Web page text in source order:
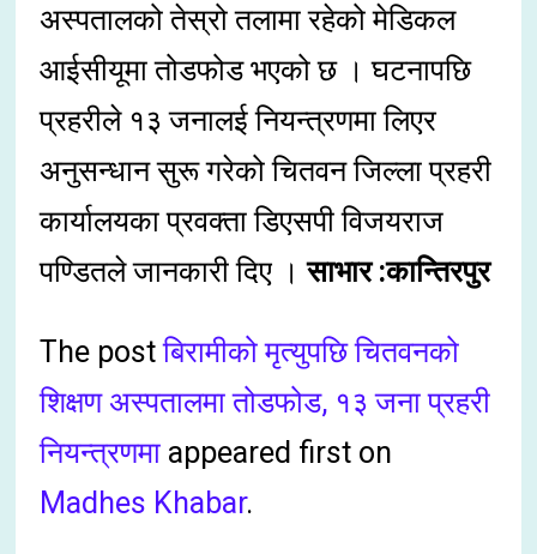
अस्पतालको तेस्रो तलामा रहेको मेडिकल
आईसीयूमा तोडफोड भएको छ । घटनापछि
प्रहरीले १३ जनालई नियन्त्रणमा लिएर
अनुसन्धान सुरू गरेको चितवन जिल्ला प्रहरी
कार्यालयका प्रवक्ता डिएसपी विजयराज
पण्डितले जानकारी दिए ।साभार :कान्तिरपुर
The postबिरामीको मृत्युपछि चितवनको
शिक्षण अस्पतालमा तोडफोड, १३ जना प्रहरी
नियन्त्रणमा appeared first on
Madhes Khabar.